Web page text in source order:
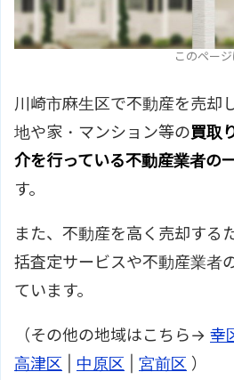
このペー
川崎市麻生区で不動産を売却
地や家・マンション等の買取
介を行っている不動産業者の
す。
また、不動産を高く売却する
括査定サービスや不動産業者
ています。
（その他の地域はこちら→ 幸
高津区
中原区 宮前区 ）